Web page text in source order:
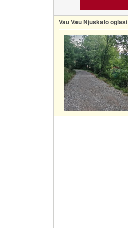
Vau Vau Njuškalo oglasi